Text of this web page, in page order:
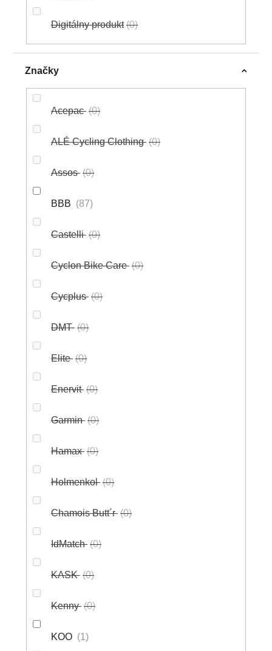
Digitálny produkt 0
Značky
Acepac 0
ALÉ Cycling Clothing 0
Assos 0
BBB 87
Castelli 0
Cyclon Bike Care 0
Cycplus 0
DMT 0
Elite 0
Enervit 0
Garmin 0
Hamax 0
Holmenkol 0
Chamois Butt´r 0
IdMatch 0
KASK 0
Kenny 0
KOO 1